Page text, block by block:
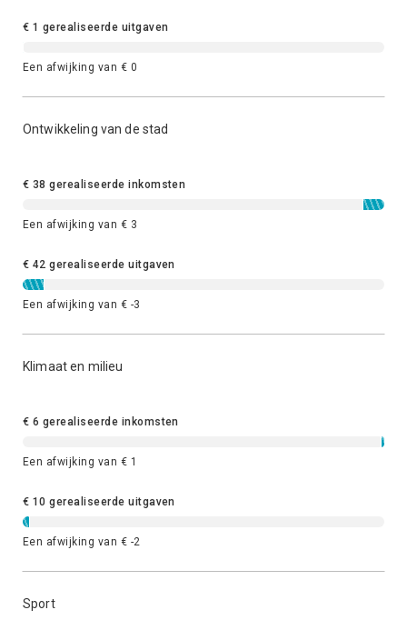
€ 1 gerealiseerde uitgaven
Een afwijking van € 0
Ontwikkeling van de stad
€ 38 gerealiseerde inkomsten
Een afwijking van € 3
€ 42 gerealiseerde uitgaven
Een afwijking van € -3
Klimaat en milieu
€ 6 gerealiseerde inkomsten
Een afwijking van € 1
€ 10 gerealiseerde uitgaven
Een afwijking van € -2
Sport